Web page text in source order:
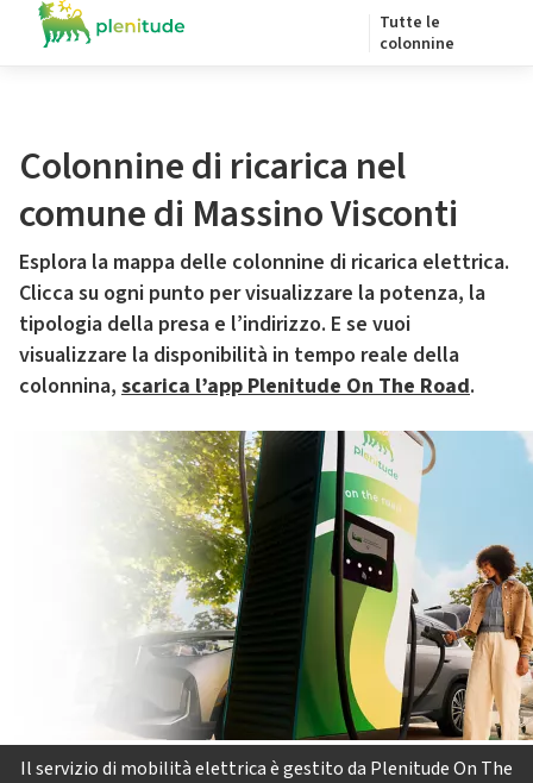
Tutte le
colonnine
Colonnine di ricarica nel
comune di Massino Visconti
Esplora la mappa delle colonnine di ricarica elettrica.
Clicca su ogni punto per visualizzare la potenza, la
tipologia della presa e l’indirizzo. E se vuoi
visualizzare la disponibilità in tempo reale della
colonnina, scarica l’app Plenitude On The Road.
Il servizio di mobilità elettrica è gestito da Plenitude On The